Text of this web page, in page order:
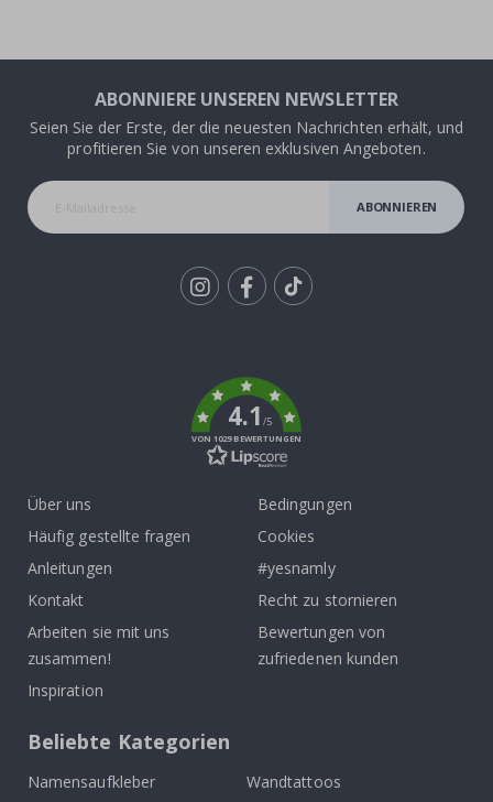
ABONNIERE UNSEREN NEWSLETTER
Seien Sie der Erste, der die neuesten Nachrichten erhält, und
profitieren Sie von unseren exklusiven Angeboten.
ABONNIEREN
4.1/5
VON 1029 BEWERTUNGEN
Über uns
Häufig gestellte fragen
Anleitungen
Kontakt
Arbeiten sie mit uns
zusammen!
Inspiration
Bedingungen
Cookies
#yesnamly
Recht zu stornieren
Bewertungen von
zufriedenen kunden
Beliebte Kategorien
Namensaufkleber
Wandtattoos